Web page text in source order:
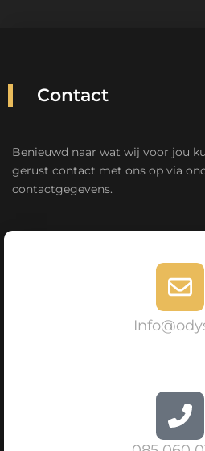
Contact
Benieuwd naar wat wij voor jou
gerust contact met ons op via
contactgegevens.